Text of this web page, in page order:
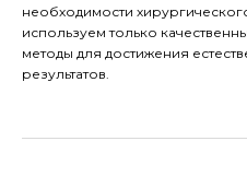
необходимости
используем только
методы для достижения
результатов.